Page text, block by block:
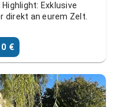
Exklusive
direkt an eurem Zelt.
€